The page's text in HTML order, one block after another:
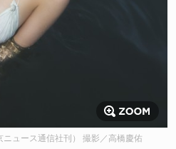
ニュース通信社刊） 撮影／高橋慶佑